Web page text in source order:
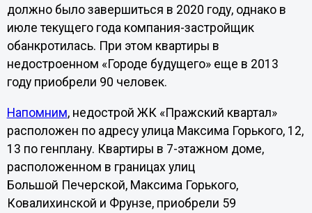
должно было завершиться в 2020 году, однако в
июле текущего года компания-застройщик
обанкротилась. При этом квартиры в
недостроенном «Городе будущего» еще в 2013
году приобрели 90 человек.
Напомним, недострой ЖК «Пражский квартал»
расположен по адресу улица Максима Горького, 12,
13 по генплану. Квартиры в 7-этажном доме,
расположенном в границах улиц
Большой Печерской, Максима Горького,
Ковалихинской и Фрунзе, приобрели 59